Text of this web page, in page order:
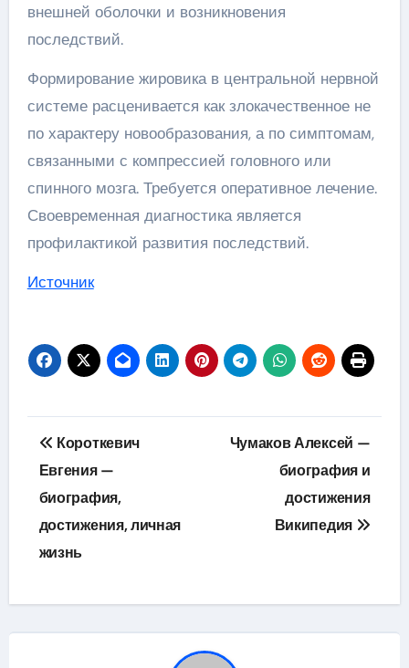
внешней оболочки и возникновения
последствий.
Формирование жировика в центральной нервной
системе расценивается как злокачественное не
по характеру новообразования, а по симптомам,
связанными с компрессией головного или
спинного мозга. Требуется оперативное лечение.
Своевременная диагностика является
профилактикой развития последствий.
Источник
Навигация
по
записям
Короткевич
Евгения —
биография,
достижения, личная
жизнь
Чумаков Алексей —
биография и
достижения
Википедия